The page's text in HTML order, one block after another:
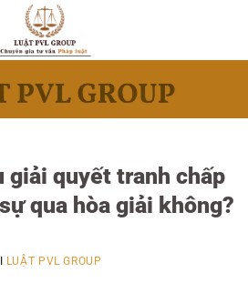
giải quyết tranh chấp
qua hòa giải không?
LUẬT PVL GROUP